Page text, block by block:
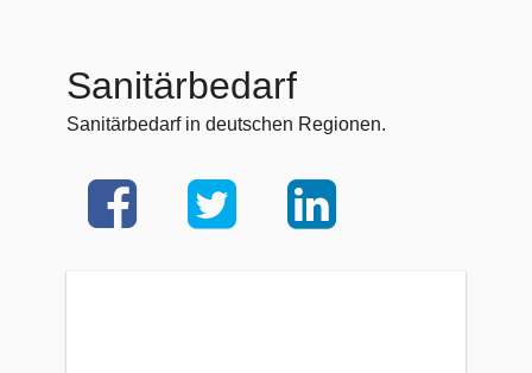
Sanitärbedarf
Sanitärbedarf in deutschen Regionen.